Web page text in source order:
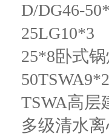
D/DG46-
25LG10*3
25*8卧式
50TSWA9*2
TSWA高层
多级清水